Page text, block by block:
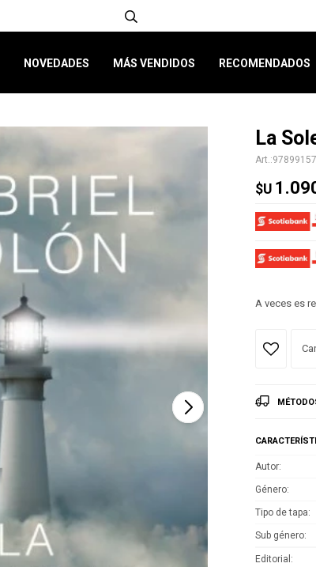
NOVEDADES MÁS VENDIDOS RECOMENDADOS
La
$U
A veces es
Autor
Género
Tipo de tapa
Sub género
Editorial